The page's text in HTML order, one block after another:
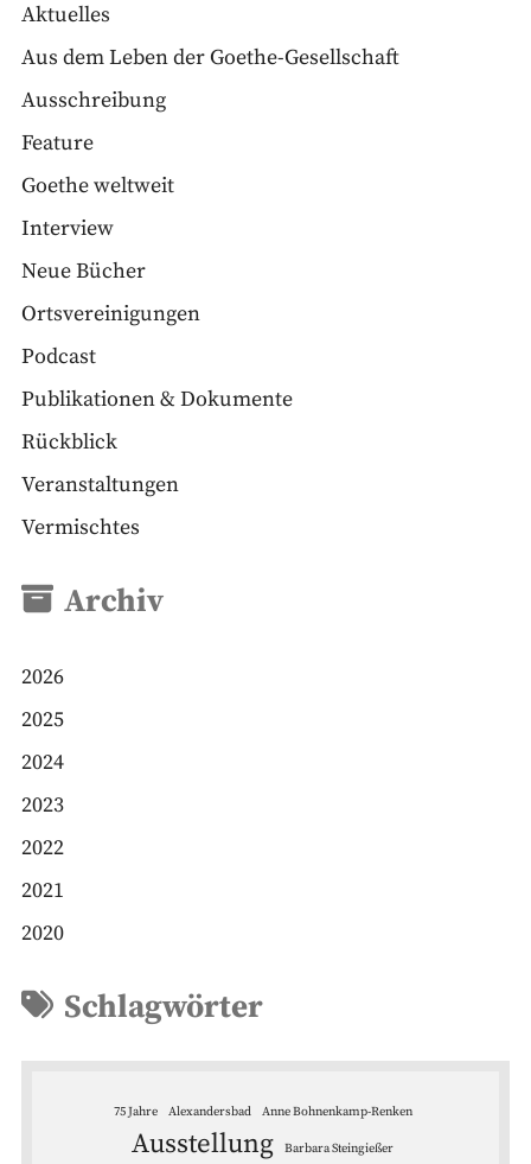
Aktuelles
Aus dem Leben der Goethe-Gesellschaft
Ausschreibung
Feature
Goethe weltweit
Interview
Neue Bücher
Ortsvereinigungen
Podcast
Publikationen & Dokumente
Rückblick
Veranstaltungen
Vermischtes
Archiv
2026
2025
2024
2023
2022
2021
2020
Schlagwörter
75 Jahre Alexandersbad Anne Bohnenkamp-Renken
Ausstellung Barbara Steingießer